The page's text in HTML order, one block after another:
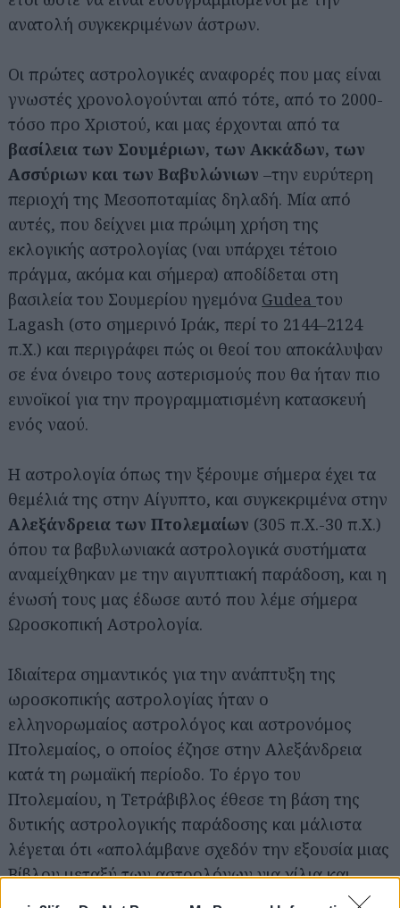
ανατολή συγκεκριμένων άστρων.
Οι πρώτες αστρολογικές αναφορές που μας είναι
γνωστές χρονολογούνται από τότε, από το 2000-
τόσο προ Χριστού, και μας έρχονται από τα
βασίλεια των Σουμέριων, των Ακκάδων, των
Ασσύριων και των Βαβυλώνιων –την ευρύτερη
περιοχή της Μεσοποταμίας δηλαδή. Μία από
αυτές, που δείχνει μια πρώιμη χρήση της
εκλογικής αστρολογίας (ναι υπάρχει τέτοιο
πράγμα, ακόμα και σήμερα) αποδίδεται στη
βασιλεία του Σουμερίου ηγεμόνα Gudea του
Lagash (στο σημερινό Ιράκ, περί το 2144–2124
π.Χ.) και περιγράφει πώς οι θεοί του αποκάλυψαν
σε ένα όνειρο τους αστερισμούς που θα ήταν πιο
ευνοϊκοί για την προγραμματισμένη κατασκευή
ενός ναού.
Η αστρολογία όπως την ξέρουμε σήμερα έχει τα
θεμέλιά της στην Αίγυπτο, και συγκεκριμένα στην
Αλεξάνδρεια των Πτολεμαίων (305 π.Χ.-30 π.Χ.)
όπου τα βαβυλωνιακά αστρολογικά συστήματα
αναμείχθηκαν με την αιγυπτιακή παράδοση, και η
ένωσή τους μας έδωσε αυτό που λέμε σήμερα
Ωροσκοπική Αστρολογία.
Ιδιαίτερα σημαντικός για την ανάπτυξη της
ωροσκοπικής αστρολογίας ήταν ο
ελληνορωμαίος αστρολόγος και αστρονόμος
Πτολεμαίος, ο οποίος έζησε στην Αλεξάνδρεια
κατά τη ρωμαϊκή περίοδο. Το έργο του
Πτολεμαίου, η Τετράβιβλος έθεσε τη βάση της
δυτικής αστρολογικής παράδοσης και μάλιστα
λέγεται ότι «απολάμβανε σχεδόν την εξουσία μιας
Βίβλου μεταξύ των αστρολόγων για χίλια και
Αναζήτηση
για...